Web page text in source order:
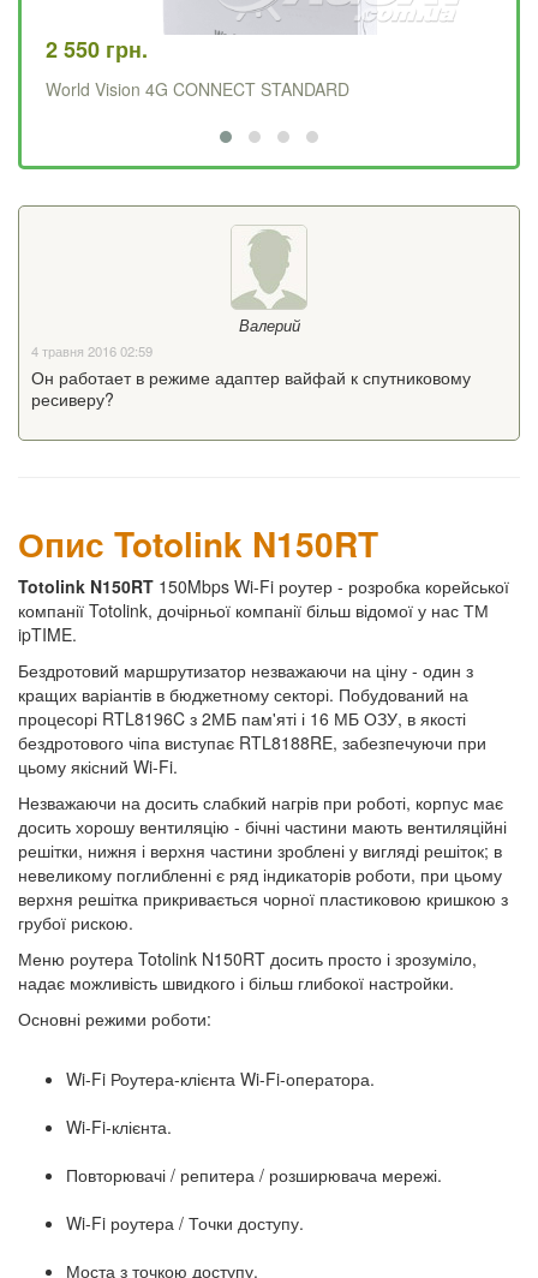
2 550 грн.
World Vision 4G CONNECT STANDARD
Валерий
4 травня 2016 02:59
Он работает в режиме адаптер вайфай к спутниковому
ресиверу?
Опис Totolink N150RT
Totolink N150RT 150Mbps Wi-Fi роутер - розробка корейської
компанії Totolink, дочірньої компанії більш відомої у нас ТМ
ipTIME.
Бездротовий маршрутизатор незважаючи на ціну - один з
кращих варіантів в бюджетному секторі. Побудований на
процесорі RTL8196C з 2МБ пам'яті і 16 МБ ОЗУ, в якості
бездротового чіпа виступає RTL8188RE, забезпечуючи при
цьому якісний Wi-Fi.
Незважаючи на досить слабкий нагрів при роботі, корпус має
досить хорошу вентиляцію - бічні частини мають вентиляційні
решітки, нижня і верхня частини зроблені у вигляді решіток; в
невеликому поглибленні є ряд індикаторів роботи, при цьому
верхня решітка прикривається чорної пластиковою кришкою з
грубої рискою.
Меню роутера Totolink N150RT досить просто і зрозуміло,
надає можливість швидкого і більш глибокої настройки.
Основні режими роботи:
Wi-Fi Роутера-клієнта Wi-Fi-оператора.
Wi-Fi-клієнта.
Повторювачі / репитера / розширювача мережі.
Wi-Fi роутера / Точки доступу.
Моста з точкою доступу.